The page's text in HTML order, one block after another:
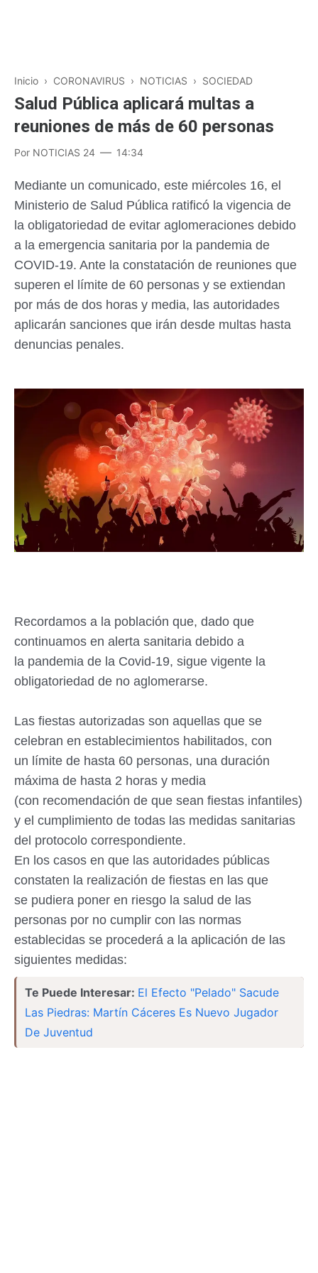
Inicio › CORONAVIRUS › NOTICIAS › SOCIEDAD
Salud Pública aplicará multas a
reuniones de más de 60 personas
Por NOTICIAS 24 14:34
Mediante un comunicado, este miércoles 16, el
Ministerio de Salud Pública ratificó la vigencia de
la obligatoriedad de evitar aglomeraciones debido
a la emergencia sanitaria por la pandemia de
COVID-19. Ante la constatación de reuniones que
superen el límite de 60 personas y se extiendan
por más de dos horas y media, las autoridades
aplicarán sanciones que irán desde multas hasta
denuncias penales.
Recordamos a la población que, dado que
continuamos en alerta sanitaria debido a
la pandemia de la Covid-19, sigue vigente la
obligatoriedad de no aglomerarse.
Las fiestas autorizadas son aquellas que se
celebran en establecimientos habilitados, con
un límite de hasta 60 personas, una duración
máxima de hasta 2 horas y media
(con recomendación de que sean fiestas infantiles)
y el cumplimiento de todas las medidas sanitarias
del protocolo correspondiente.
En los casos en que las autoridades públicas
constaten la realización de fiestas en las que
se pudiera poner en riesgo la salud de las
personas por no cumplir con las normas
establecidas se procederá a la aplicación de las
siguientes medidas:
Te Puede Interesar: El Efecto "Pelado" Sacude
Las Piedras: Martín Cáceres Es Nuevo Jugador
De Juventud